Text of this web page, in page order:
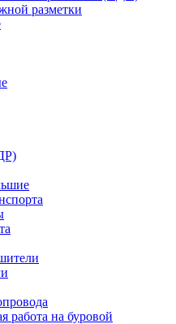
разметки
работа на буровой